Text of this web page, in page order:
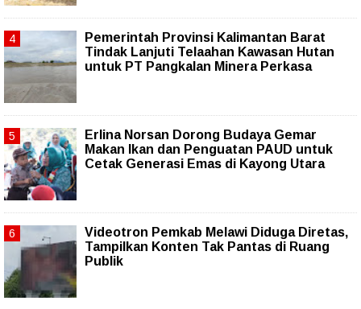
Pemerintah Provinsi Kalimantan Barat
Tindak Lanjuti Telaahan Kawasan Hutan
untuk PT Pangkalan Minera Perkasa
Erlina Norsan Dorong Budaya Gemar
Makan Ikan dan Penguatan PAUD untuk
Cetak Generasi Emas di Kayong Utara
Videotron Pemkab Melawi Diduga Diretas,
Tampilkan Konten Tak Pantas di Ruang
Publik